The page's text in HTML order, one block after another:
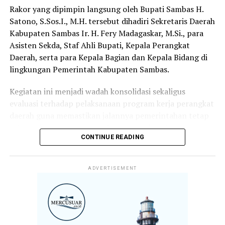
terbaik, tetapi juga memperkuat ukhuwah Islamiyah
serta menumbuhkan kecintaan masyarakat terhadap Al-
Qur’an. (Red)
Rakor yang dipimpin langsung oleh Bupati Sambas H.
Satono, S.Sos.I., M.H. tersebut dihadiri Sekretaris Daerah
Kabupaten Sambas Ir. H. Fery Madagaskar, M.Si., para
Asisten Sekda, Staf Ahli Bupati, Kepala Perangkat
Daerah, serta para Kepala Bagian dan Kepala Bidang di
lingkungan Pemerintah Kabupaten Sambas.
Kegiatan ini menjadi wadah konsolidasi sekaligus
evaluasi terhadap pelaksanaan program kerja perangkat
selaras dengan target pembangunan daerah.
kedisiplinan, dan loyalitas aparatur dalam melaksanakan
tugas dan tanggung jawabnya.
Menurutnya, koordinasi yang kuat antar perangkat
CONTINUE READING
ADVERTISEMENT